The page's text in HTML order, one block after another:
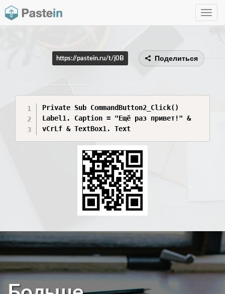
Toggle
https://pastein.ru/t/j0B Поделиться
Private Sub CommandButton2_Click()
Label1. Caption = "Ещё раз привет!" &
vCrLf & TextBox1. Text